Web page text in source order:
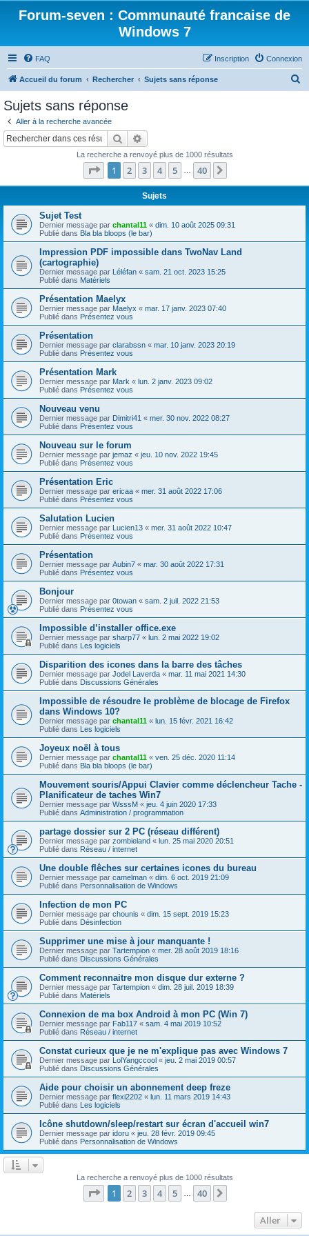
Forum-seven : Communauté francaise de
Windows 7
FAQ Connexion
Inscription
Accueil du forum Rechercher Sujets sans réponse
Sujets sans réponse
Aller à la recherche avancée
Rechercher
La recherche a renvoyé plus de 1000 résultats
Page 1sur40
1 2 3 4 5 40
Sujets
Sujet Test
Dernier message par chantal11 « dim. 10 août 2025 09:31
Publié dans Bla bla bloops (le bar)
Impression PDF impossible dans TwoNav Land
(cartographie)
Dernier message par Léléfan « sam. 21 oct. 2023 15:25
Publié dans Matériels
Présentation Maelyx
Dernier message par Maelyx « mar. 17 janv. 2023 07:40
Publié dans Présentez vous
Présentation
Dernier message par clarabssn « mar. 10 janv. 2023 20:19
Publié dans Présentez vous
Présentation Mark
Dernier message par Mark « lun. 2 janv. 2023 09:02
Publié dans Présentez vous
Nouveau venu
Dernier message par Dimitri41 « mer. 30 nov. 2022 08:27
Publié dans Présentez vous
Nouveau sur le forum
Dernier message par jemaz « jeu. 10 nov. 2022 19:45
Publié dans Présentez vous
Présentation Eric
Dernier message par ericaa « mer. 31 août 2022 17:06
Publié dans Présentez vous
Salutation Lucien
Dernier message par Lucien13 « mer. 31 août 2022 10:47
Publié dans Présentez vous
Présentation
Dernier message par Aubin7 « mar. 30 août 2022 17:31
Publié dans Présentez vous
Bonjour
Dernier message par 0towan « sam. 2 juil. 2022 21:53
Publié dans Présentez vous
Impossible d’installer office.exe
Dernier message par sharp77 « lun. 2 mai 2022 19:02
Publié dans Les logiciels
Disparition des icones dans la barre des tâches
Dernier message par Jodel Laverda « mar. 11 mai 2021 14:30
Publié dans Discussions Générales
Impossible de résoudre le problème de blocage de Firefox
dans Windows 10?
Dernier message par chantal11 « lun. 15 févr. 2021 16:42
Publié dans Les logiciels
Joyeux noël à tous
Dernier message par chantal11 « ven. 25 déc. 2020 11:14
Publié dans Bla bla bloops (le bar)
Mouvement souris/Appui Clavier comme déclencheur Tache -
Planificateur de taches Win7
Dernier message par WsssM « jeu. 4 juin 2020 17:33
Publié dans Administration / programmation
partage dossier sur 2 PC (réseau différent)
Dernier message par zombieland « lun. 25 mai 2020 20:51
Publié dans Réseau / internet
Une double flêches sur certaines icones du bureau
Dernier message par camelman « dim. 6 oct. 2019 21:09
Publié dans Personnalisation de Windows
Infection de mon PC
Dernier message par chounis « dim. 15 sept. 2019 15:23
Publié dans Désinfection
Supprimer une mise à jour manquante !
Dernier message par Tartempion « mer. 28 août 2019 18:16
Publié dans Discussions Générales
Comment reconnaitre mon disque dur externe ?
Dernier message par Tartempion « dim. 28 juil. 2019 18:39
Publié dans Matériels
Connexion de ma box Android à mon PC (Win 7)
Dernier message par Fab117 « sam. 4 mai 2019 10:52
Publié dans Réseau / internet
Constat curieux que je ne m'explique pas avec Windows 7
Dernier message par LolYangccool « jeu. 2 mai 2019 00:57
Publié dans Discussions Générales
Aide pour choisir un abonnement deep freze
Dernier message par flexi2202 « lun. 11 mars 2019 14:43
Publié dans Les logiciels
Icône shutdown/sleep/restart sur écran d'accueil win7
Dernier message par idoru « jeu. 28 févr. 2019 09:45
Publié dans Personnalisation de Windows
La recherche a renvoyé plus de 1000 résultats
Page 1sur40
1 2 3 4 5 40
Aller